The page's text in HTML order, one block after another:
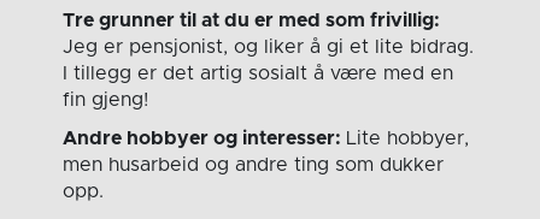
Tre grunner til at du er med som frivillig:
Jeg er pensjonist, og liker å gi et lite bidrag.
I tillegg er det artig sosialt å være med en
fin gjeng!
Andre hobbyer og interesser: Lite hobbyer,
men husarbeid og andre ting som dukker
opp.